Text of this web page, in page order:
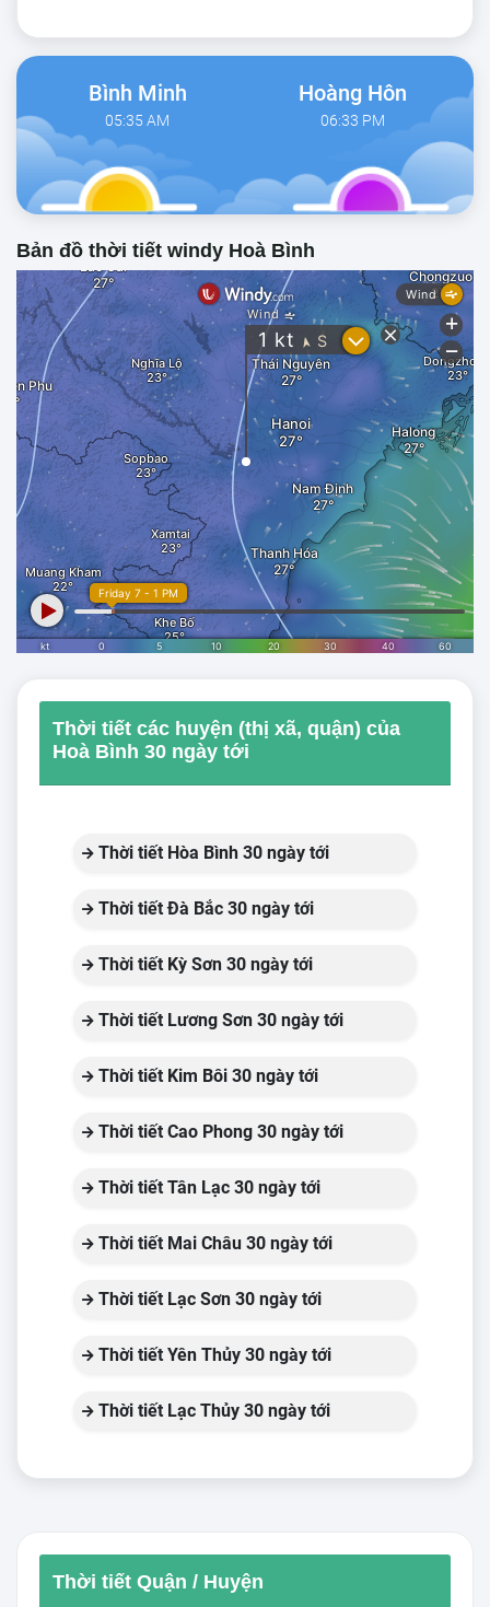
Bình Minh
05:35 AM
Hoàng Hôn
06:33 PM
Bản đồ thời tiết windy Hoà Bình
Thời tiết các huyện (thị xã, quận) của
Hoà Bình 30 ngày tới
Thời tiết Hòa Bình 30 ngày tới
Thời tiết Đà Bắc 30 ngày tới
Thời tiết Kỳ Sơn 30 ngày tới
Thời tiết Lương Sơn 30 ngày tới
Thời tiết Kim Bôi 30 ngày tới
Thời tiết Cao Phong 30 ngày tới
Thời tiết Tân Lạc 30 ngày tới
Thời tiết Mai Châu 30 ngày tới
Thời tiết Lạc Sơn 30 ngày tới
Thời tiết Yên Thủy 30 ngày tới
Thời tiết Lạc Thủy 30 ngày tới
Thời tiết Quận / Huyện